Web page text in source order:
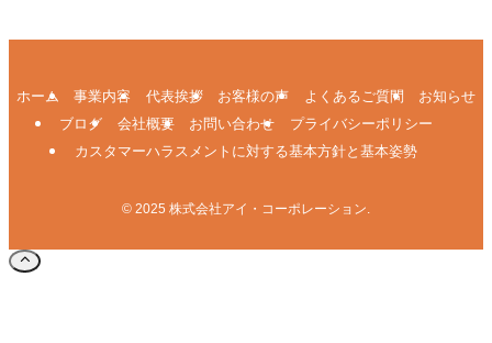
ホーム 事業内容 代表挨拶 お客様の声 よくあるご質問
お知らせ
ブログ
会社概要 お問い合わせ
プライバシーポリシー
カスタマーハラスメントに対する基本方針と基本姿勢
© 2025 株式会社アイ・コーポレーション.